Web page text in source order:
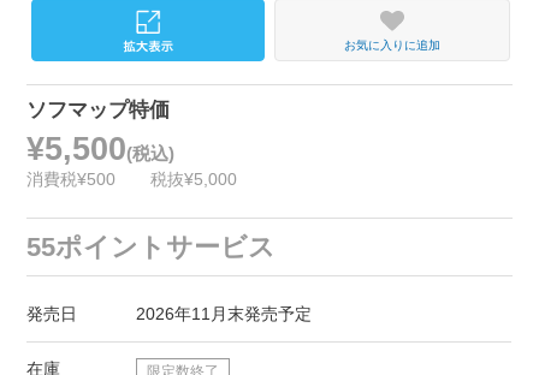
お気に入りに追加
ソフマップ特価
¥5,500(税込)
消費税¥500 税抜¥5,000
55ポイントサービス
発売日 2026年11月末発売予定
在庫 限定数終了